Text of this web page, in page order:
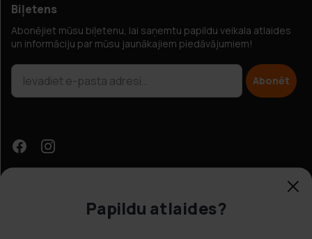
Biļetens
Abonējiet mūsu biļetenu, lai saņemtu papildu veikala atlaides
un informāciju par mūsu jaunākajiem piedāvājumiem!
Abonēt
Papildu atlaides?